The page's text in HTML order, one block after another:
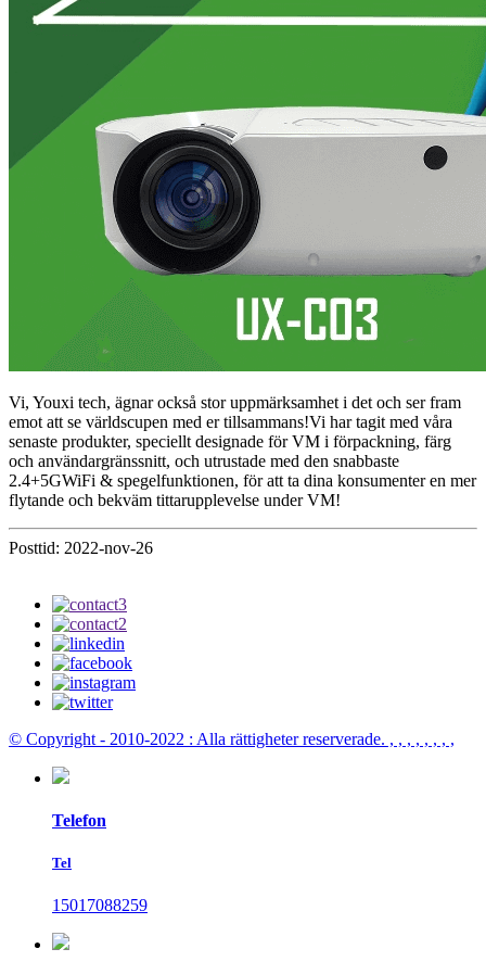
Vi, Youxi tech, ägnar också stor uppmärksamhet i det och ser fram
emot att se världscupen med er tillsammans!Vi har tagit med våra
senaste produkter, speciellt designade för VM i förpackning, färg
och användargränssnitt, och utrustade med den snabbaste
2.4+5GWiFi & spegelfunktionen, för att ta dina konsumenter en mer
flytande och bekväm tittarupplevelse under VM!
Posttid: 2022-nov-26
© Copyright - 2010-2022 : Alla rättigheter reserverade. , , , , , , , ,
Telefon
Tel
15017088259